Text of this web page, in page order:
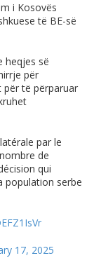
i Kosovës
të BE-së
heqjes së
për
për të përparuar
par le
de
qui
population serbe
17, 2025